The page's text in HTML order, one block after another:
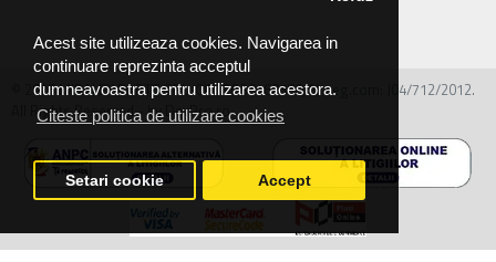
Acest site utilizeaza cookies. Navigarea in
continuare reprezinta acceptul
dumneavoastra pentru utilizarea acestora.
Citeste politica de utilizare cookies
Setari cookie Accept
© 2026 MIRALEX PARTS SRL, CIF: RO30468586, Nr.reg.com: J04/712/2012.
All Rights Reserved - by DevPro.ro